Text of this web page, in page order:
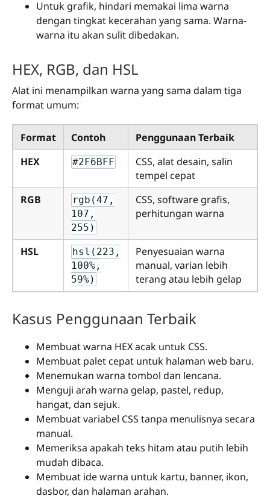
Untuk grafik, hindari memakai lima warna
dengan tingkat kecerahan yang sama. Warna-
warna itu akan sulit dibedakan.
HEX, RGB, dan HSL
Alat ini menampilkan warna yang sama dalam tiga
format umum:
Format Contoh
Penggunaan Terbaik
HEX
#2F6BFF
CSS, alat desain, salin
tempel cepat
RGB
rgb(47,
107,
255)
CSS, software grafis,
perhitungan warna
HSL
hsl(223,
100%,
59%)
Penyesuaian warna
manual, varian lebih
terang atau lebih gelap
Kasus Penggunaan Terbaik
Membuat warna HEX acak untuk CSS.
Membuat palet cepat untuk halaman web baru.
Menemukan warna tombol dan lencana.
Menguji arah warna gelap, pastel, redup,
hangat, dan sejuk.
Membuat variabel CSS tanpa menulisnya secara
manual.
Memeriksa apakah teks hitam atau putih lebih
mudah dibaca.
Membuat ide warna untuk kartu, banner, ikon,
dasbor, dan halaman arahan.